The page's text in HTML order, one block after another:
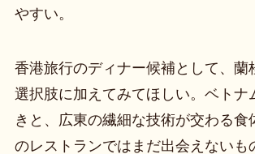
やすい。
香港旅行のディナー候補として、蘭
選択肢に加えてみてほしい。ベトナ
きと、広東の繊細な技術が交わる食
のレストランではまだ出会えないも